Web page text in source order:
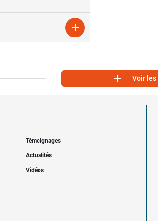

 Voir les
Témoignages
Actualités
Vidéos